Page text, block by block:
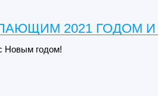
2021 ГОДОМ
Новым годом!